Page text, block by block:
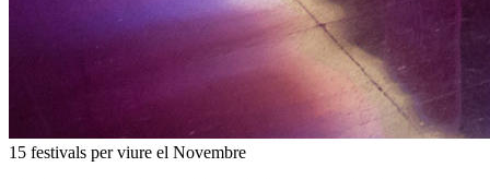
15 festivals per viure el Novembre